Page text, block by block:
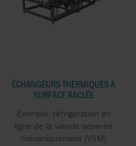
ÉCHANGEURS THERMIQUES À
SURFACE RACLÉE
Exemple: réfrigération en
ligne de la viande séparée
mécaniquement (VSM)